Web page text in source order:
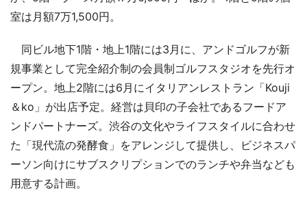
室は月額7万1,500円。
同ビル地下1階・地上1階には3月に、アンドゴルフが新
規事業として完全紹介制の会員制ゴルフスタジオを先行オ
ープン。地上2階には6月にイタリアンレストラン「Kouji
＆ko」が出店予定。経営は貝印の子会社であるフードア
ンドパートナーズ。渋谷の文化やライフスタイルに合わせ
た「現代流の発酵食」をアレンジして提供し、ビジネスパ
ーソン向けにサブスクリプションでのランチや弁当なども
用意する計画。